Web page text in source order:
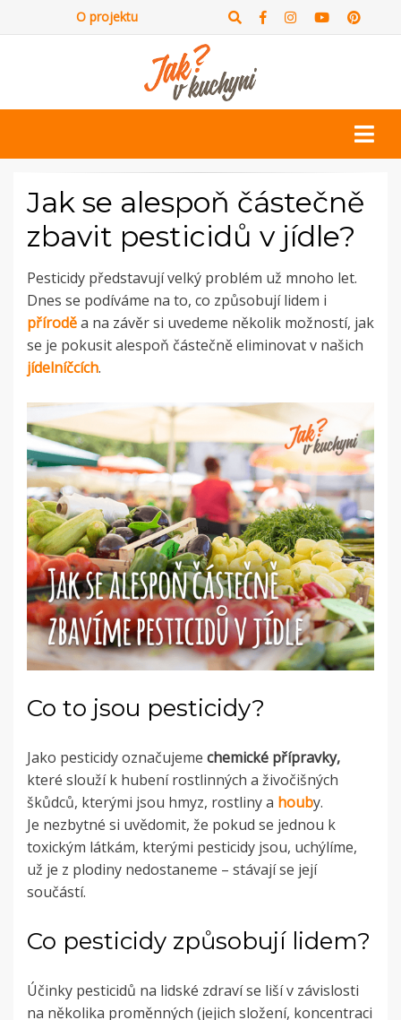
O projektu
Jak se alespoň částečně
zbavit pesticidů v jídle?
Pesticidy představují velký problém už mnoho let.
Dnes se podíváme na to, co způsobují lidem i
příroděa na závěr si uvedeme několik možností, jak
se je pokusit alespoň částečně eliminovat v našich
jídelníčcích.
Co to jsou pesticidy?
Jako pesticidy označujeme chemické přípravky,
které slouží k hubení rostlinných a živočišných
škůdců, kterými jsou hmyz, rostliny a houby.
Je nezbytné si uvědomit, že pokud se jednou k
toxickým látkám, kterými pesticidy jsou, uchýlíme,
už je z plodiny nedostaneme – stávají se její
součástí.
Co pesticidy způsobují lidem?
Účinky pesticidů na lidské zdraví se liší v závislosti
na několika proměnných (jejich složení, koncentraci